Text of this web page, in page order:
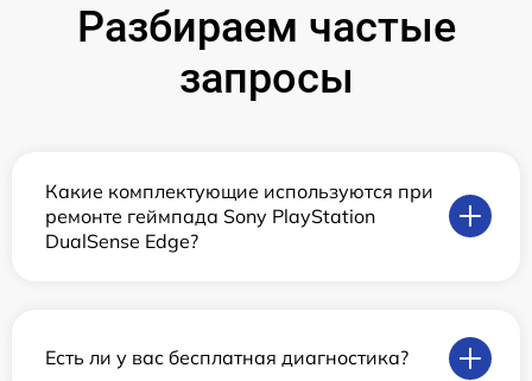
Разбираем частые
запросы
Какие комплектующие используются при
ремонте геймпада Sony PlayStation
DualSense Edge?
Есть ли у вас бесплатная диагностика?